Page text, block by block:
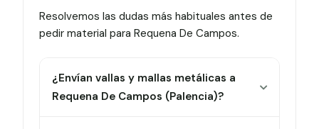
Resolvemos las dudas más habituales antes de
pedir material para Requena De Campos.
¿Envían vallas y mallas metálicas a
Requena De Campos (Palencia)?